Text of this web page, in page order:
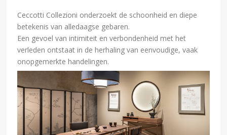
Ceccotti Collezioni onderzoekt de schoonheid en diepe
betekenis van alledaagse gebaren.
Een gevoel van intimiteit en verbondenheid met het
verleden ontstaat in de herhaling van eenvoudige, vaak
onopgemerkte handelingen.